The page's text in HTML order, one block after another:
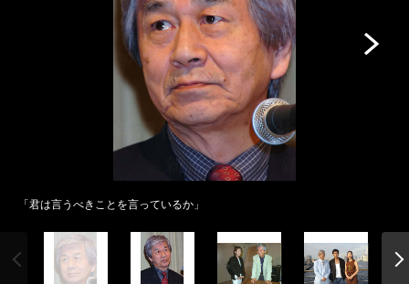
「君は言うべきことを言っているか」